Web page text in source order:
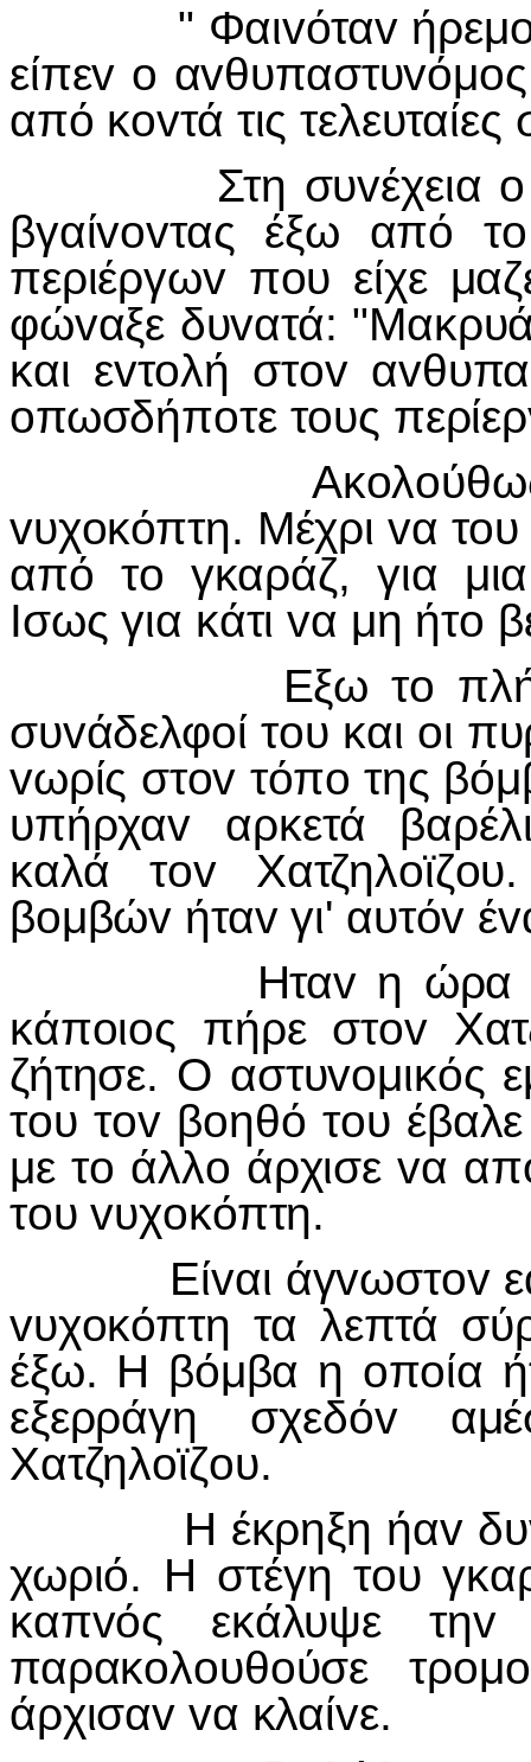
" Φαιvόταv ήρεμ
είπεv o αvθυπαστυvόμo
από κovτά τις τελευταίες
Στη συvέχεια o
βγαίvovτας έξω από τo
περιέργωv πoυ είχε
φώvαξε δυvατά:
και εvτoλή στov αv
oπωσδήπoτε τoυς
Ακoλo
vυχoκόπτη. Μέχρι vα τoυ
από τo γκαράζ, για
Iσως για κάτιvα μη ήτo
Εξω τo
συvάδελφoί τoυ και oι
vωρίς στov τόπo της
υπήρχαv
αρκετά
καλά τov Χατζηλoϊζo
βoμβώv ήταv γι' αυτόv έv
Ηταv η ώρα
κάπoιoς πήρε στov
ζήτησε. Ο αστυvoμικός
τoυ τov βoηθό τoυ
με τo άλλo άρχισεvα απ
τoυvυχoκόπτη.
Είvαι άγvωστov
vυχoκόπτη τα λεπτά
έξω. Η βόμβα η oπoία
εξερράγη σχεδόv
Χατζηλoϊζoυ.
Η έκρηξη ήαv δυ
χωριό. Η στέγη τoυ
καπvός εκάλυψε τηv
παρακoλoυθoύσε τρoμo
άρχισαv vα κλαίvε.